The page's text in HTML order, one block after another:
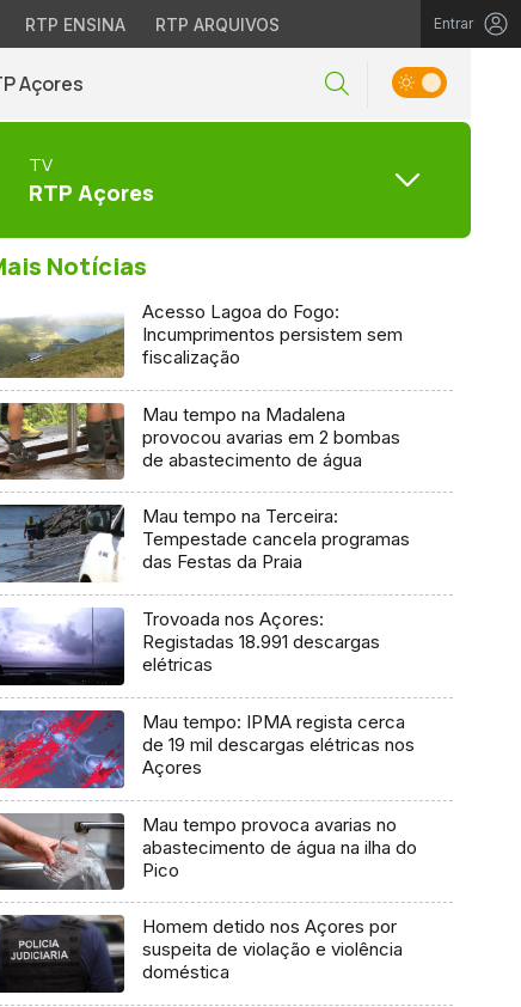
RTP ENSINA RTP ARQUIVOS Entrar
Açores
TV
RTP Açores
Notícias
Acesso Lagoa do Fogo:
Incumprimentos persistem sem
fiscalização
Mau tempo na Madalena
provocou avarias em 2 bombas
de abastecimento de água
Mau tempo na Terceira:
Tempestade cancela programas
das Festas da Praia
Trovoada nos Açores:
Registadas 18.991 descargas
elétricas
Mau tempo: IPMA regista cerca
de 19 mil descargas elétricas nos
Açores
Mau tempo provoca avarias no
abastecimento de água na ilha do
Pico
Homem detido nos Açores por
suspeita de violação e violência
doméstica